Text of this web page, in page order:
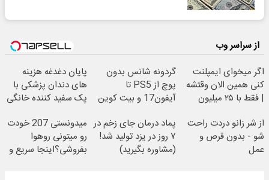
از سراسر وب
اگر میخوای ایمپلنت
کنی همین الان وقتشه
| فقط با ۲۵ میلیون
گردونه شانس بدون
پوچ از PS5 تا
آیفون17 و بیت کوین
پایان دغدغه هزینه
های دندان پزشکی با
پک سفید کننده خانگی
از شر زانو دردت راحت
شو - بدون قرص و
عمل
پماد درمان جای زخم در
۷ روز در یزد تولید شد!
(مشاوره بگیرید)
میدونستی 207 خودت
رو میتونی روهوا
بفروشی؟اینجا سریع و